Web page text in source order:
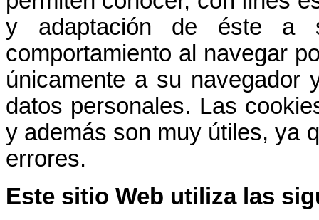
y adaptación de éste a
comportamiento al navegar
únicamente a su navegador
datos personales. Las
y además son muy útiles, ya
errores.
Este sitio Web utiliza las